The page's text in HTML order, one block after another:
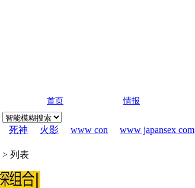
首页 情报
死神 火影 www con
www japansex com
> 列表